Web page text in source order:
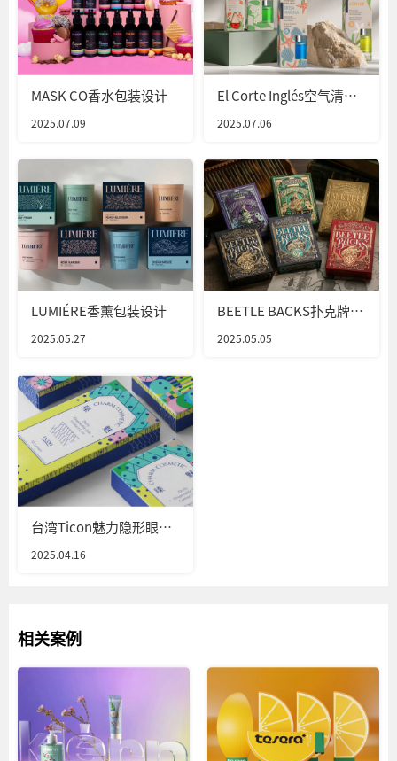
MASK CO香水包装设计
2025.07.09
El Corte Inglés空气清新
2025.07.06
LUMIÉRE香薰包装设计
2025.05.27
BEETLE BACKS扑克牌包
2025.05.05
台湾Ticon魅力隐形眼镜
2025.04.16
相关案例